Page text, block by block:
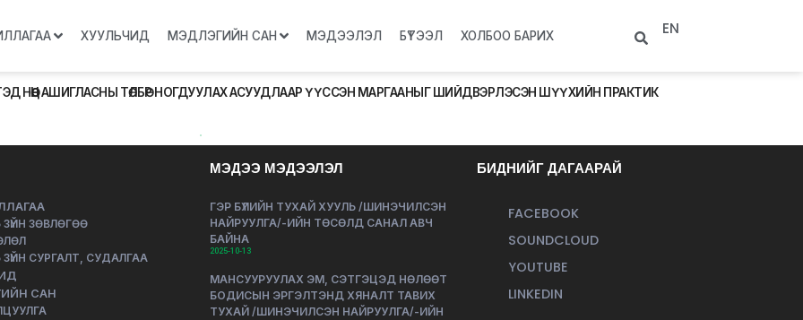
ХУУЛЬЧИД МЭДЛЭГИЙН САН МЭДЭЭЛЭЛ БҮТЭЭЛ ХОЛБОО БАРИХ EN
АШИГЛАСНЫ ТӨЛБӨР НОГДУУЛАХ АСУУДЛААР ҮҮССЭН МАРГААНЫГ ШИЙДВЭРЛЭСЭН ШҮҮХИЙН ПРАКТИК
ЗӨВЛӨГӨӨ
ЗҮЙН СУРГАЛТ, СУДАЛГАА
САН
МЭДЭЭ МЭДЭЭЛЭЛ
ГЭР БҮЛИЙН ТУХАЙ ХУУЛЬ /ШИНЭЧИЛСЭН
НАЙРУУЛГА/-ИЙН ТӨСӨЛД САНАЛ АВЧ
БАЙНА
2025-10-13
МАНСУУРУУЛАХ ЭМ, СЭТГЭЦЭД НӨЛӨӨТ
БОДИСЫН ЭРГЭЛТЭНД ХЯНАЛТ ТАВИХ
ТУХАЙ /ШИНЭЧИЛСЭН НАЙРУУЛГА/-ИЙН
БИДНИЙГ ДАГААРАЙ
FACEBOOK
SOUNDCLOUD
YOUTUBE
LINKEDIN